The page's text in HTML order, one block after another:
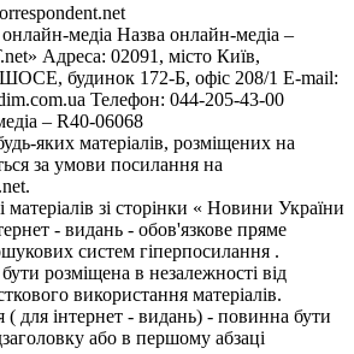
медіа Назва онлайн-медіа –
Адреса: 02091, місто Київ,
будинок 172-Б, офіс 208/1 E-mail:
Телефон: 044-205-43-00
– R40-06068
яких матеріалів, розміщених на
за умови посилання на
зі сторінки « Новини України
- видань - обов'язкове пряме
систем гіперпосилання .
розміщена в незалежності від
використання матеріалів.
( для інтернет - видань) - повинна бути
або в першому абзаці